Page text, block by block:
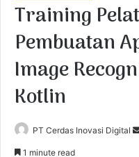
Training
Pembuatan
Image
Kotlin
PT Cerdas Inovasi Digital
1 minute read